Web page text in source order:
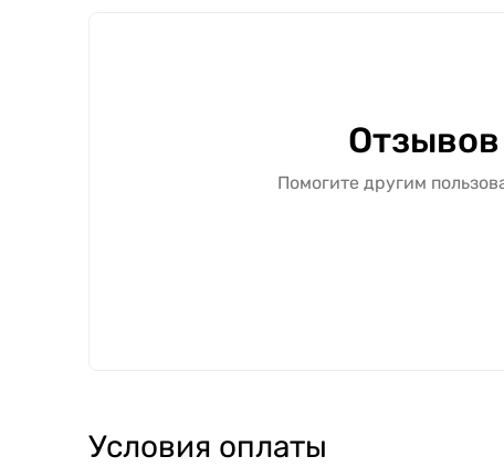
Помогите другим
Условия оплаты